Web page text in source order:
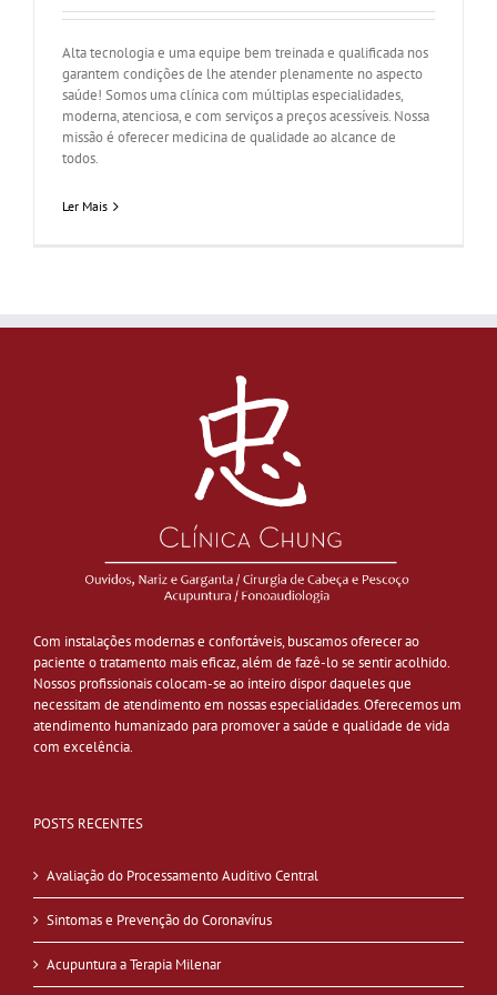
Alta tecnologia e uma equipe bem treinada e qualificada nos
garantem condições de lhe atender plenamente no aspecto
saúde! Somos uma clínica com múltiplas especialidades,
moderna, atenciosa, e com serviços a preços acessíveis. Nossa
missão é oferecer medicina de qualidade ao alcance de
todos.
Ler Mais
Com instalações modernas e confortáveis, buscamos oferecer ao
paciente o tratamento mais eficaz, além de fazê-lo se sentir acolhido.
Nossos profissionais colocam-se ao inteiro dispor daqueles que
necessitam de atendimento em nossas especialidades. Oferecemos um
atendimento humanizado para promover a saúde e qualidade de vida
com excelência.
POSTS RECENTES
Avaliação do Processamento Auditivo Central
Sintomas e Prevenção do Coronavírus
Acupuntura a Terapia Milenar